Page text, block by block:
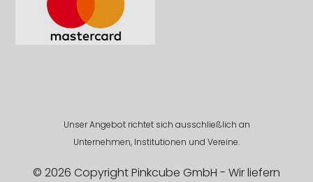
Unser Angebot richtet sich ausschließlich an
Unternehmen, Institutionen und Vereine.
© 2026 Copyright Pinkcube GmbH - Wir liefern